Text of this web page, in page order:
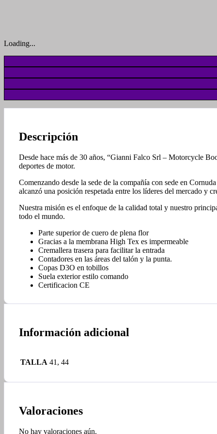
Loading...
Descripción
Desde hace más de 30 años, “Gianni Falco Srl – Motorcycle
deportes de motor.
Comenzando desde la sede de la compañía con sede en
alcanzó una posición respetada entre los líderes del mercado y
Nuestra misión es el enfoque de la calidad total y nuestro
todo el mundo.
Parte superior de cuero de plena flor
Gracias a la membrana High Tex es impermeable
Cremallera trasera para facilitar la entrada
Contadores en las áreas del talón y la punta.
Copas D3O en tobillos
Suela exterior estilo comando
Certificacion CE
Información adicional
TALLA 41, 44
Valoraciones
No hay valoraciones aún.